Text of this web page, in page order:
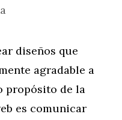
diseños que
agradable a
propósito de la
es comunicar